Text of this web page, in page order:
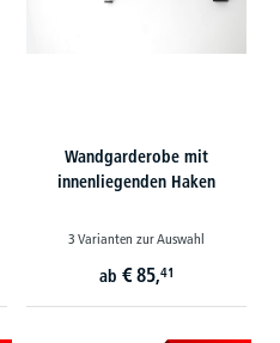
Wandgarderobe mit
innenliegenden Haken
3 Varianten zur Auswahl
ab € 85,41